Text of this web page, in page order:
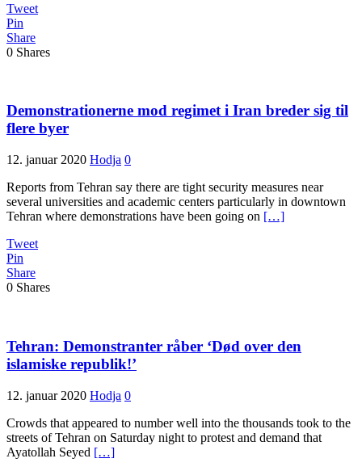
Tweet
Pin
Share
0 Shares
Demonstrationerne mod regimet i Iran breder sig til
flere byer
12. januar 2020 Hodja 0
Reports from Tehran say there are tight security measures near
several universities and academic centers particularly in downtown
Tehran where demonstrations have been going on […]
Tweet
Pin
Share
0 Shares
Tehran: Demonstranter råber ‘Død over den
islamiske republik!’
12. januar 2020 Hodja 0
Crowds that appeared to number well into the thousands took to the
streets of Tehran on Saturday night to protest and demand that
Ayatollah Seyed […]